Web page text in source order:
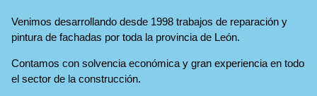
Venimos desarrollando desde 1998 trabajos de reparación y
pintura de fachadas por toda la provincia de León.
Contamos con solvencia económica y gran experiencia en todo
el sector de la construcción.